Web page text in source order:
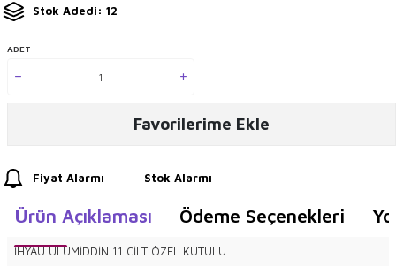
Stok Adedi: 12
ADET
Favorilerime Ekle
Fiyat Alarmı Stok Alarmı
Ürün Açıklaması Ödeme Seçenekleri
İHYAU ULUMİDDİN 11 CİLT ÖZEL KUTULU